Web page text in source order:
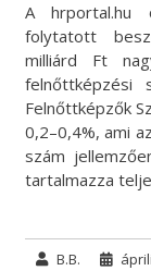
A hrportal.hu
folytatott
milliárd Ft
felnőttképzési
Felnőttképzők
0,2–0,4%, ami
szám
tartalmazza
B.B.